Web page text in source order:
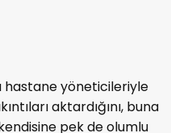
hastane yöneticileriyle
aktardığını, buna
pek de olumlu